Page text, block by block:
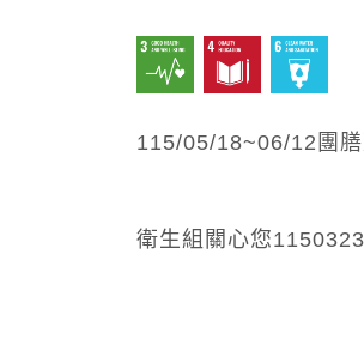
115/05/18~06/12 團
衛生組關心您1150323